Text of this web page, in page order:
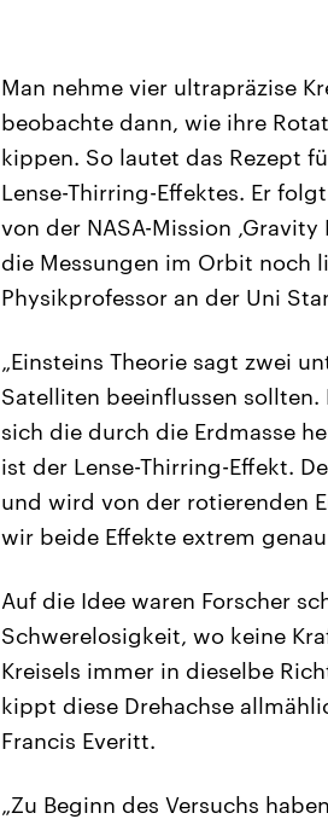
Man nehme vier ultrapräzise
beobachte dann, wie ihre
kippen. So lautet das Rezept
Lense-Thirring-Effektes. Er
von der NASA-Mission
die Messungen im Orbit noch
Physikprofessor an der Uni
„Einsteins Theorie sagt zwei
Satelliten beeinflussen
sich die durch die Erdmasse
ist der Lense-Thirring-Effekt.
und wird von der rotierenden
wir beide Effekte extrem genau
Auf die Idee waren Forscher
Schwerelosigkeit, wo keine
Kreisels immer in dieselbe
kippt diese Drehachse
Francis Everitt.
„Zu Beginn des Versuchs